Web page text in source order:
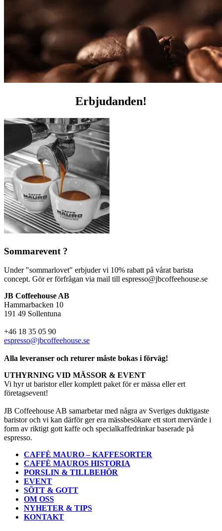
Erbjudanden!
Sommarevent ?
Under "sommarlovet" erbjuder vi 10% rabatt på vårat barista
concept. Gör er förfrågan via mail till espresso@jbcoffeehouse.se
JB Coffeehouse AB
Hammarbacken 10
191 49 Sollentuna
+46 18 35 05 90
espresso@jbcoffeehouse.se
Alla leveranser och returer måste bokas i förväg!
UTHYRNING VID MÄSSOR & EVENT
Vi hyr ut baristor eller komplett paket för er mässa eller ert
företagsevent!
JB Coffeehouse AB samarbetar med några av Sveriges duktigaste
baristor och vi kan därför ger era mässbesökare ett stort mervärde i
form av riktigt gott kaffe och specialkaffedrinkar baserade på
espresso.
CAFFÈ MAURO – KAFFESORTER
CAFFÈ MAUROS HISTORIA
PORSLIN & TILLBEHÖR
EVENT
SÖTT & GOTT
OM OSS
NYHETER & TIPS
KONTAKT